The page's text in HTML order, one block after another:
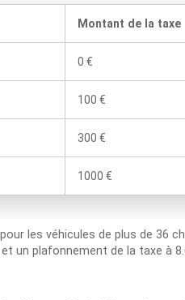
Montant de la taxe
0 €
100 €
300 €
1000 €
les véhicules de plus de 36
un plafonnement de la taxe à